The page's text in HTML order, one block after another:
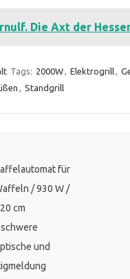
Die Axt der
Tags: 2000W, Elektrogrill,
, Standgrill
für
/ 930 W /
cm
und